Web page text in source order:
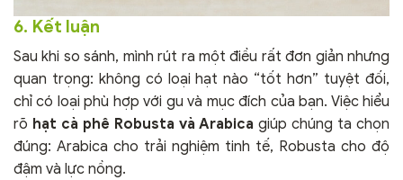
6. Kết luận
Sau khi so sánh, mình rút ra một điều rất đơn giản nhưng
quan trọng: không có loại hạt nào “tốt hơn” tuyệt đối,
chỉ có loại phù hợp với gu và mục đích của bạn. Việc hiểu
rõ hạt cà phê Robusta và Arabica giúp chúng ta chọn
đúng: Arabica cho trải nghiệm tinh tế, Robusta cho độ
đậm và lực nồng.